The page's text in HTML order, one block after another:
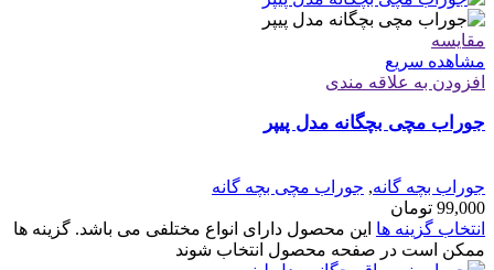
مقایسه
مشاهده سریع
افزودن به علاقه مندی
جوراب مچی بچگانه مدل پیپر
جوراب بچه گانه, جوراب مچی بچه گانه
99,000 تومان
انتخاب گزینه ها این محصول دارای انواع مختلفی می باشد. گزینه ها
ممکن است در صفحه محصول انتخاب شوند